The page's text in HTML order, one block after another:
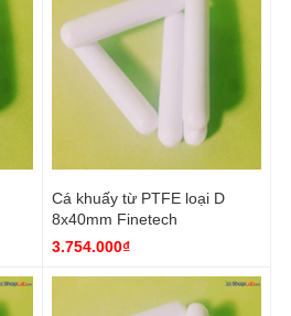
Cá khuấy từ PTFE loại D
8x40mm Finetech
3.754.000₫